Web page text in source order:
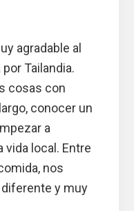
agradable al
Tailandia.
cosas con
conocer un
a
vida local. Entre
nos
diferente y muy